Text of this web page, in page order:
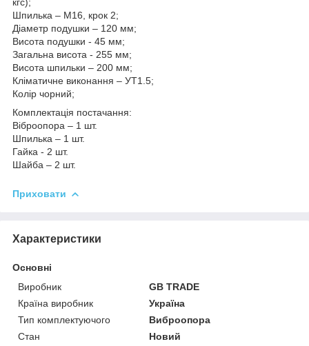
Шпилька – М16, крок 2;
Діаметр подушки – 120 мм;
Висота подушки - 45 мм;
Загальна висота - 255 мм;
Висота шпильки – 200 мм;
Кліматичне виконання – УТ1.5;
Колір чорний;
Комплектація постачання:
Віброопора – 1 шт.
Шпилька – 1 шт.
Гайка - 2 шт.
Шайба – 2 шт.
Приховати
Характеристики
Основні
Виробник
GB TRADE
Країна виробник
Україна
Тип комплектуючого
Виброопора
Стан
Новий